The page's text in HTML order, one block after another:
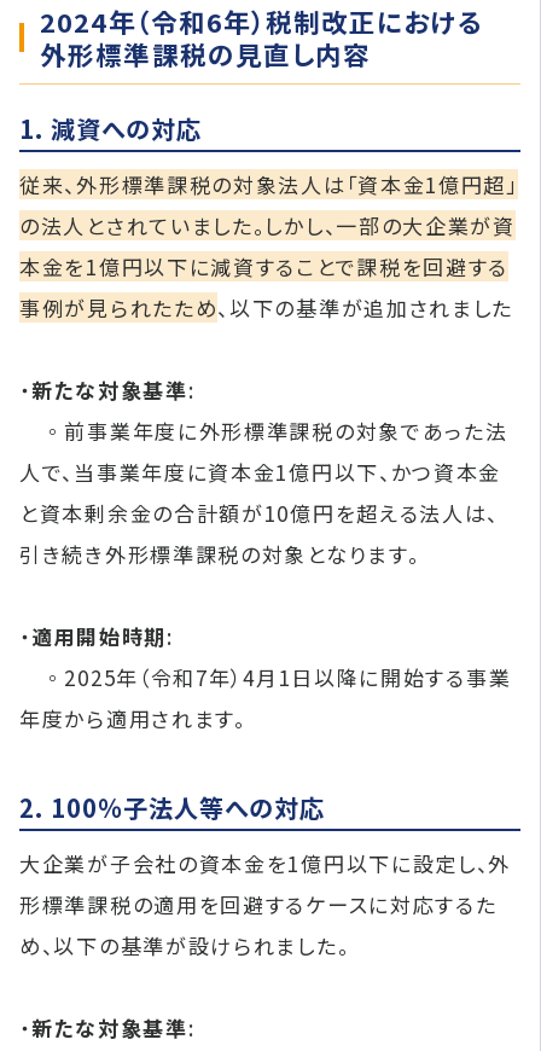
2024年（令和6年）税制改正における
外形標準課税の見直し内容
1. 減資への対応
従来、外形標準課税の対象法人は「資本金1億円超」
の法人とされていました。​しかし、一部の大企業が資
本金を1億円以下に減資することで課税を回避する
事例が見られたため、以下の基準が追加されました
・新たな対象基準:
◦前事業年度に外形標準課税の対象であった法
人で、当事業年度に資本金1億円以下、かつ資本金
と資本剰余金の合計額が10億円を超える法人は、
引き続き外形標準課税の対象となります。
・適用開始時期:
◦2025年（令和7年）4月1日以降に開始する事業
年度から適用されます。​
2. 100％子法人等への対応
大企業が子会社の資本金を1億円以下に設定し、外
形標準課税の適用を回避するケースに対応するた
め、以下の基準が設けられました。​
・新たな対象基準: